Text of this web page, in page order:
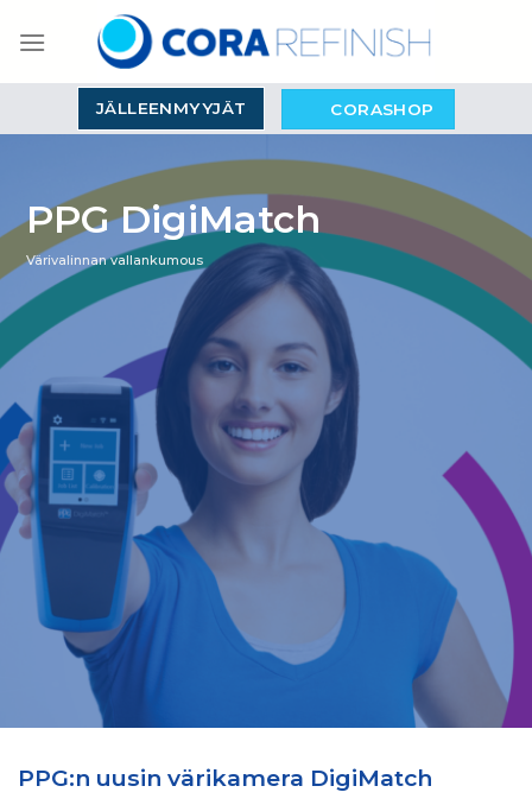
JÄLLEENMYYJÄT CORASHOP
PPG DigiMatch
Värivalinnan vallankumous
PPG:n uusin värikamera DigiMatch